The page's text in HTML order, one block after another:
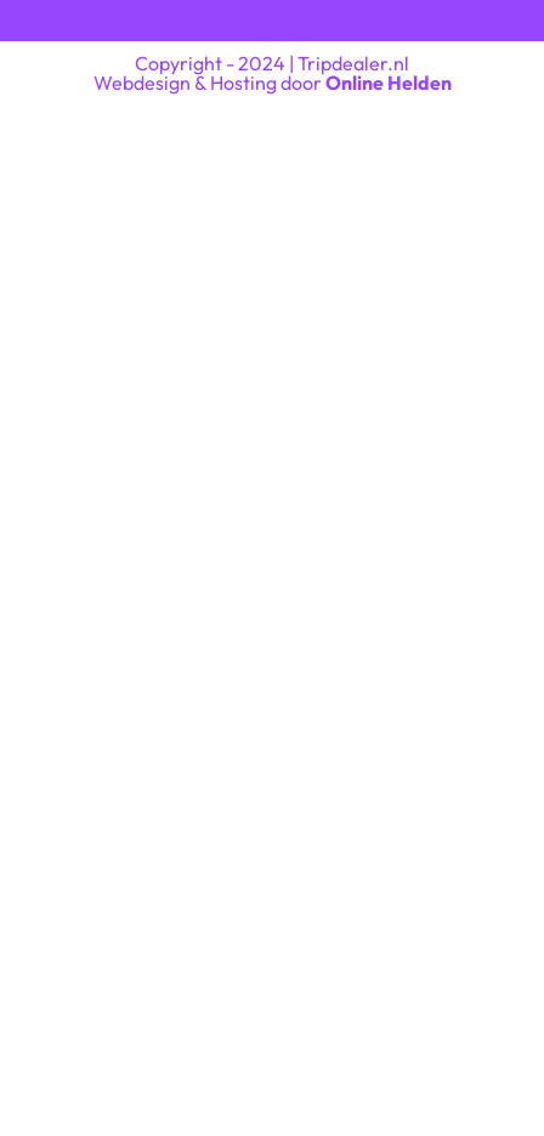
Copyright - 2024 | Tripdealer.nl
Webdesign & Hosting doorOnline Helden